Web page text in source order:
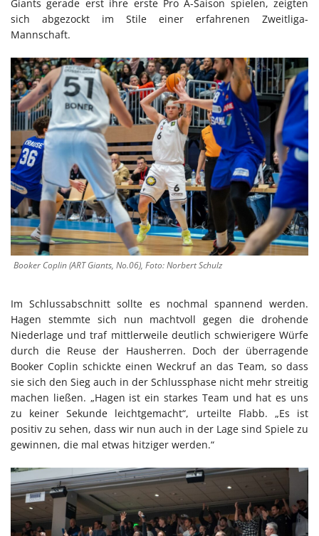
Giants gerade erst ihre erste Pro A-Saison spielen, zeigten
sich abgezockt im Stile einer erfahrenen Zweitliga-
Mannschaft.
Booker Coplin (ART Giants, No.06), Foto: Norbert Schulz
Im Schlussabschnitt sollte es nochmal spannend werden.
Hagen stemmte sich nun machtvoll gegen die drohende
Niederlage und traf mittlerweile deutlich schwierigere Würfe
durch die Reuse der Hausherren. Doch der überragende
Booker Coplin schickte einen Weckruf an das Team, so dass
sie sich den Sieg auch in der Schlussphase nicht mehr streitig
machen ließen. „Hagen ist ein starkes Team und hat es uns
zu keiner Sekunde leichtgemacht“, urteilte Flabb. „Es ist
positiv zu sehen, dass wir nun auch in der Lage sind Spiele zu
gewinnen, die mal etwas hitziger werden.“